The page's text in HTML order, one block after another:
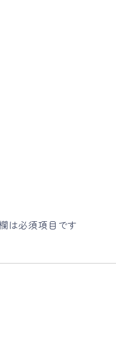
は必須項目です